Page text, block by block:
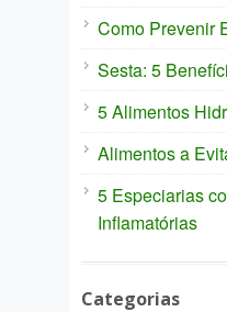
Como Prevenir
Sesta: 5
5 Alimentos
Alimentos a
5 Especiarias
Inflamatórias
Categorias